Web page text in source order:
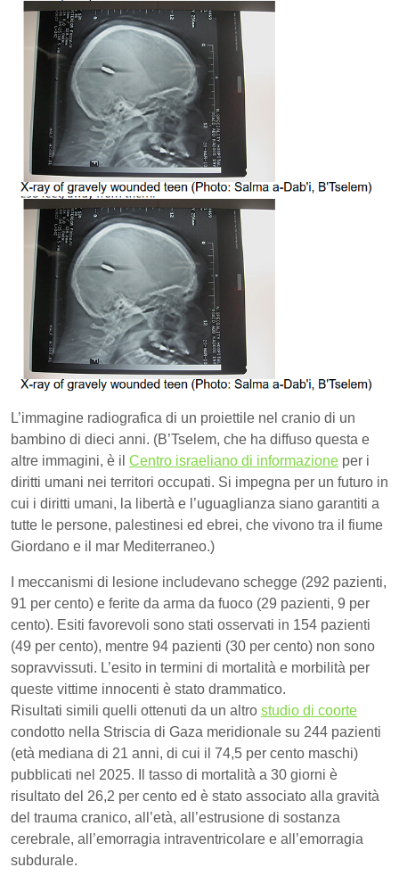
L’immagine radiografica di un proiettile nel cranio di un
bambino di dieci anni. (B’Tselem, che ha diffuso questa e
altre immagini, è il Centro israeliano di informazione per i
diritti umani nei territori occupati. Si impegna per un futuro in
cui i diritti umani, la libertà e l’uguaglianza siano garantiti a
tutte le persone, palestinesi ed ebrei, che vivono tra il fiume
Giordano e il mar Mediterraneo.)
I meccanismi di lesione includevano schegge (292 pazienti,
91 per cento) e ferite da arma da fuoco (29 pazienti, 9 per
cento). Esiti favorevoli sono stati osservati in 154 pazienti
(49 per cento), mentre 94 pazienti (30 per cento) non sono
sopravvissuti. L’esito in termini di mortalità e morbilità per
queste vittime innocenti è stato drammatico.
Risultati simili quelli ottenuti da un altro studio di coorte
condotto nella Striscia di Gaza meridionale su 244 pazienti
(età mediana di 21 anni, di cui il 74,5 per cento maschi)
pubblicati nel 2025. Il tasso di mortalità a 30 giorni è
risultato del 26,2 per cento ed è stato associato alla gravità
del trauma cranico, all’età, all’estrusione di sostanza
cerebrale, all’emorragia intraventricolare e all’emorragia
subdurale.